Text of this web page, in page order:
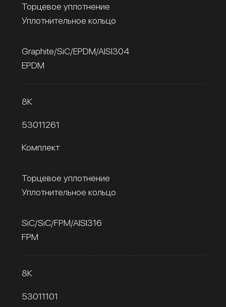
Торцевое уплотнение
Уплотнительное кольцо
Graphite/SiC/EPDM/AISI304
EPDM
8К
53011261
Комплект
Торцевое уплотнение
Уплотнительное кольцо
SiC/SiC/FPM/AISI316
FPM
8К
53011101